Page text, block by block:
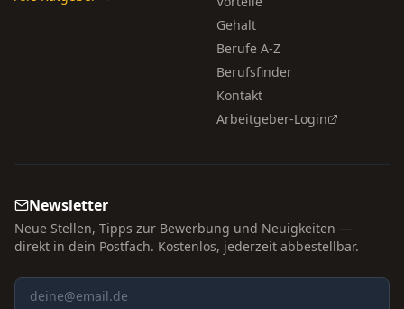
Gehalt
Berufe A-Z
Berufsfinder
Kontakt
Arbeitgeber-Login
Newsletter
Neue Stellen, Tipps zur Bewerbung und Neuigkeiten —
direkt in dein Postfach. Kostenlos, jederzeit abbestellbar.